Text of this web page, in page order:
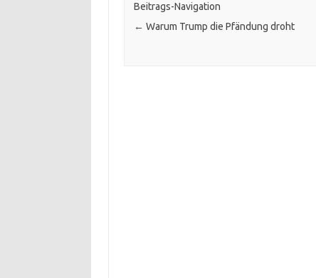
Beitrags-Navigation
← Warum Trump die Pfändung droht